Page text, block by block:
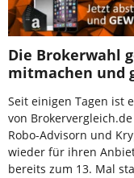
Die Brokerwahl
mitmachen und
Seit einigen Tagen ist
von
Robo-Advisorn und
wieder für ihren
bereits zum 13. Mal